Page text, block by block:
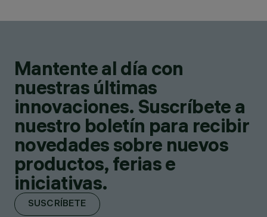
Mantente al día con
nuestras últimas
innovaciones. Suscríbete a
nuestro boletín para recibir
novedades sobre nuevos
productos, ferias e
iniciativas.
SUSCRÍBETE